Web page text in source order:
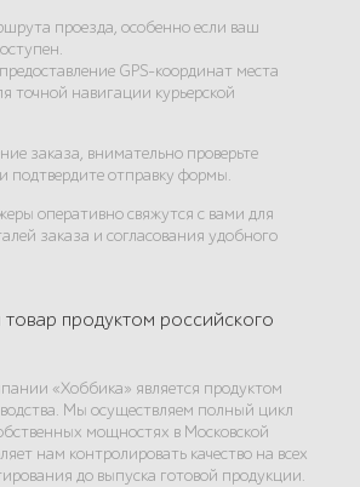
проезда, особенно если ваш
GPS-координат места
точной навигации курьерской
заказа, внимательно проверьте
подтвердите отправку формы.
оперативно свяжутся с вами для
заказа и согласования удобного
товар продуктом российского
«Хоббика» является продуктом
Мы осуществляем полный цикл
мощностях в Московской
нам контролировать качество на всех
до выпуска готовой продукции.